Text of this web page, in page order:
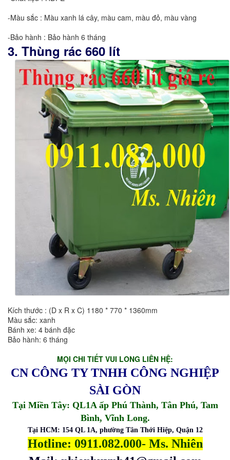
-Màu sắc : Màu xanh lá cây, màu cam, màu đỏ, màu vàng
-Bảo hành : Bảo hành 6 tháng
3. Thùng rác 660 lít
Kích thước : (D x R x C) 1180 * 770 * 1360mm
Màu sắc: xanh
Bánh xe: 4 bánh đặc
Bảo hành: 6 tháng
MỌI CHI TIẾT VUI LONG LIÊN HỆ:
CN CÔNG TY TNHH CÔNG NGHIỆP
SÀI GÒN
Tại Miền Tây: QL1A ấp Phú Thành, Tân Phú, Tam
Bình, Vĩnh Long.
Tại HCM: 154 QL 1A, phường Tân Thới Hiệp, Quận 12
Hotline: 0911.082.000- Ms. Nhiên